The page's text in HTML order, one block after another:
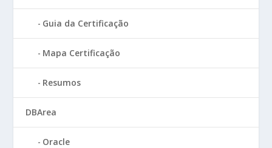
Guia da Certificação
Mapa Certificação
Resumos
DBArea
Oracle